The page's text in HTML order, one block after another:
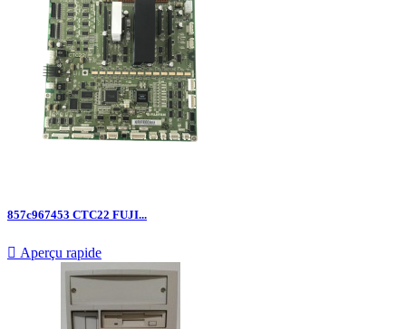
857c967453 CTC22 FUJI...
 Aperçu rapide